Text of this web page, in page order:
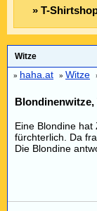
» T-
Witze
» haha.at » Witze
Blondinenwitze,
Eine Blondine
fürchterlich. Da
Die Blondine